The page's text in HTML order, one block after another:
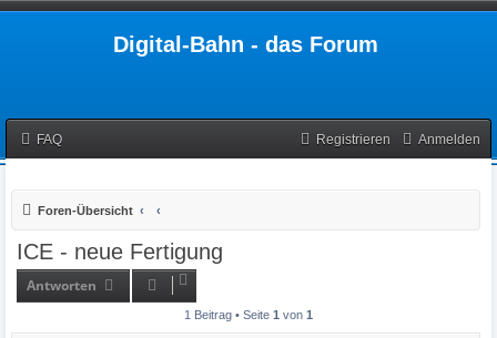
Digital-Bahn - das Forum
FAQ Anmelden
Registrieren
Foren-Übersicht
ICE - neue Fertigung
Antworten
1 Beitrag • Seite 1 von 1